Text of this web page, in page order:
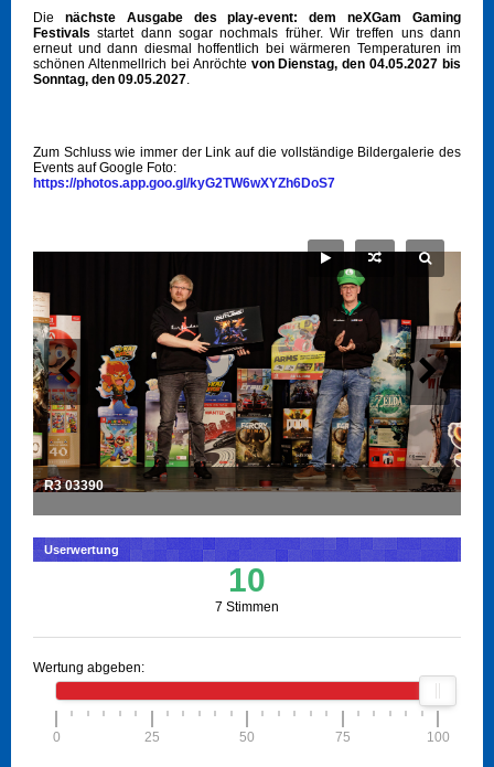
Die nächste Ausgabe des play-event: dem neXGam Gaming
Festivals startet dann sogar nochmals früher. Wir treffen uns dann
erneut und dann diesmal hoffentlich bei wärmeren Temperaturen im
schönen Altenmellrich bei Anröchte von Dienstag, den 04.05.2027 bis
Sonntag, den 09.05.2027
Zum Schluss wie immer der Link auf die vollständige Bildergalerie des
Events auf Google Foto:
https://photos.app.goo.gl/kyG2TW6wXYZh6DoS7
R3 03390
Userwertung
10
7 Stimmen
Wertung abgeben:
0 25 50 75 100